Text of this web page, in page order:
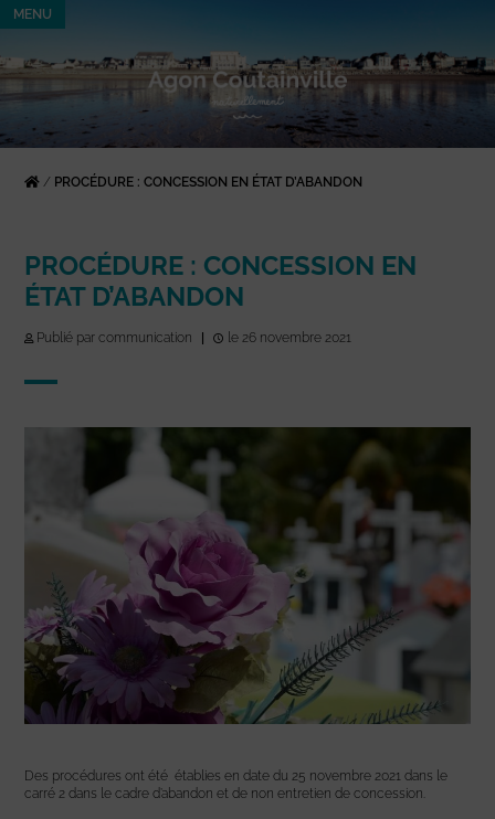
MENU
/ PROCÉDURE : CONCESSION EN ÉTAT D’ABANDON
PROCÉDURE : CONCESSION EN
ÉTAT D’ABANDON
Publié par communication le 26 novembre 2021
Des procédures ont été établies en date du 25 novembre 2021 dans le
carré 2 dans le cadre d’abandon et de non entretien de concession.